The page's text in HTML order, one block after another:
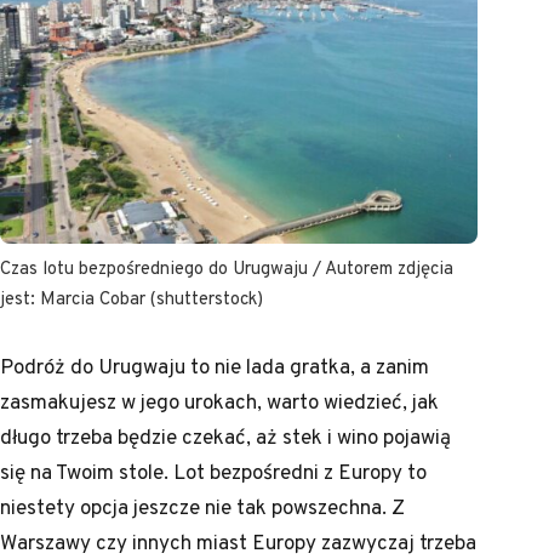
Czas lotu bezpośredniego do Urugwaju / Autorem zdjęcia
jest: Marcia Cobar (shutterstock)
Podróż do Urugwaju to nie lada gratka, a zanim
zasmakujesz w jego urokach, warto wiedzieć, jak
długo trzeba będzie czekać, aż stek i wino pojawią
się na Twoim stole. Lot bezpośredni z Europy to
niestety opcja jeszcze nie tak powszechna. Z
Warszawy czy innych miast Europy zazwyczaj trzeba